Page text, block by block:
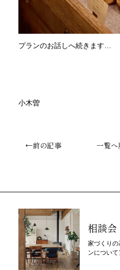
プランのお話しへ続きます…
小木曽
←前の記事 一覧へ
相談会
家づくり
ンについて